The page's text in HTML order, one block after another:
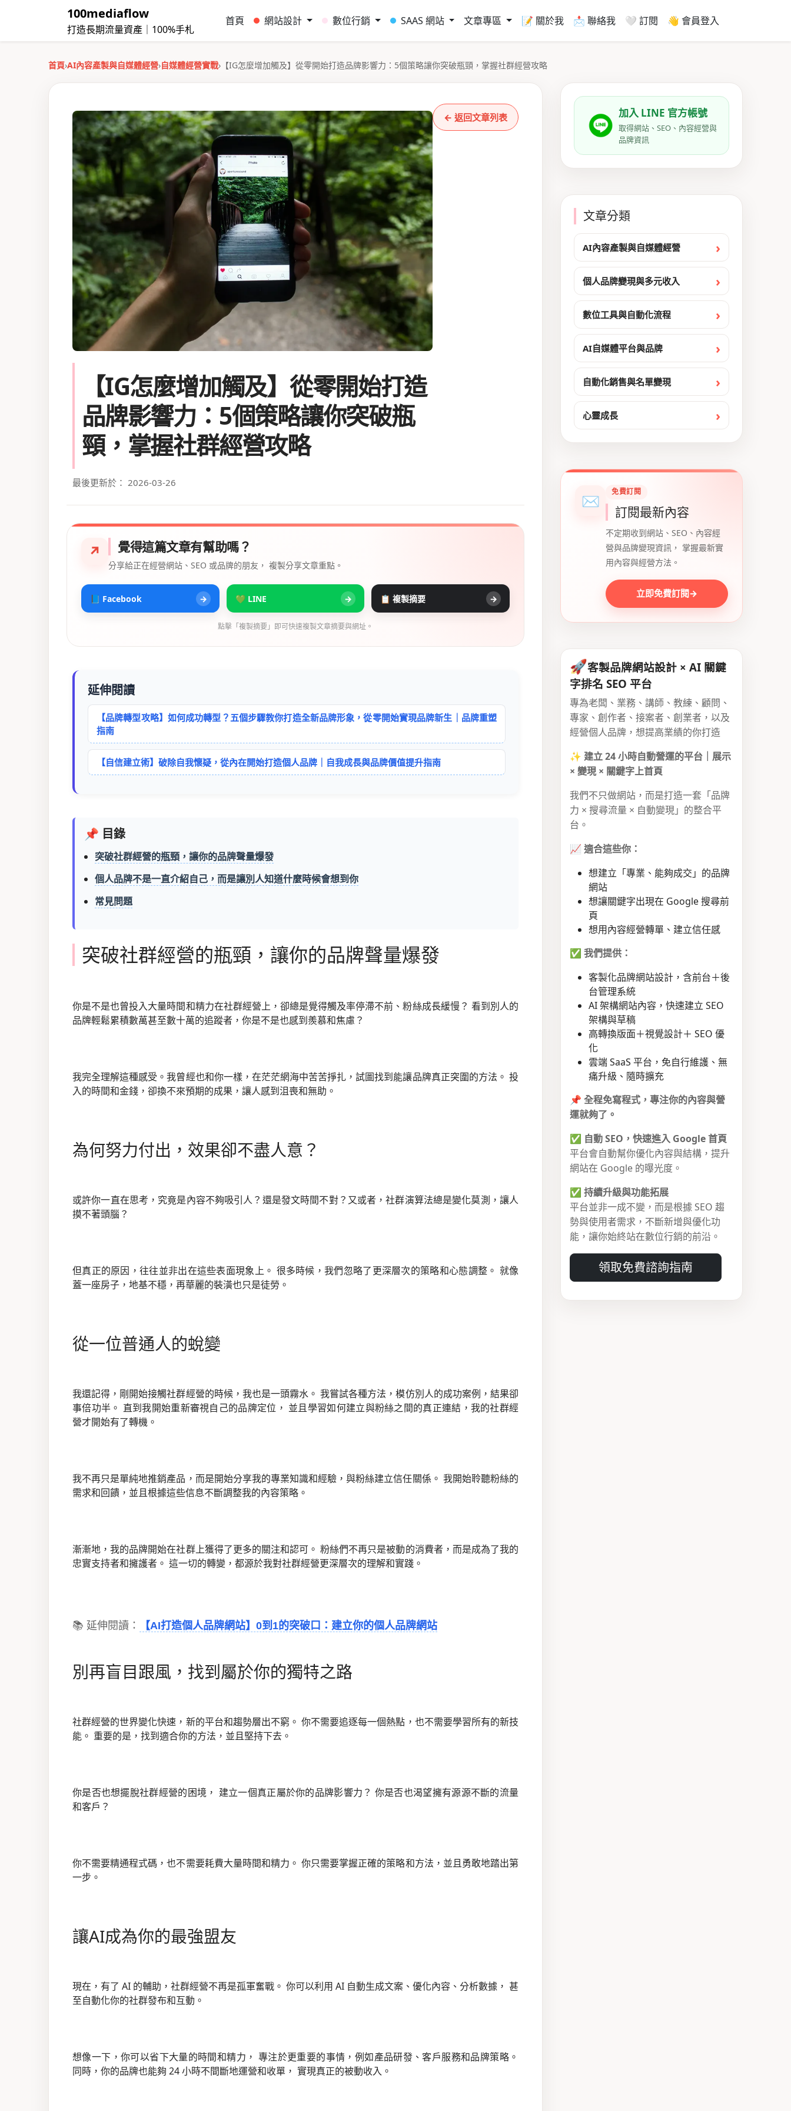
100mediaflow
打造長期流量資產｜100%手札
首頁 網站設計 數位行銷 SAAS 網站 文章專區 📝 關於我 📩 聯絡我 🤍 訂閱 👋 會員登入
首頁›AI內容產製與自媒體經營›自媒體經營實戰› 【IG怎麼增加觸及】從零開始打造品牌影響力：5個策略讓你突破瓶頸，掌握社群經營攻略
【IG怎麼增加觸及】從零開始打造
品牌影響力：5個策略讓你突破瓶
頸，掌握社群經營攻略
最後更新於： 2026-03-26
← 返回文章列表
↗ 覺得這篇文章有幫助嗎？
分享給正在經營網站、SEO 或品牌的朋友， 複製分享文章重點。
📘 Facebook → 💚 LINE → 📋 複製摘要 →
點擊「複製摘要」即可快速複製文章摘要與網址。
延伸閱讀
【品牌轉型攻略】如何成功轉型？五個步驟教你打造全新品牌形象，從零開始實現品牌新生｜品牌重塑
指南
【自信建立術】破除自我懷疑，從內在開始打造個人品牌｜自我成長與品牌價值提升指南
📌 目錄
突破社群經營的瓶頸，讓你的品牌聲量爆發
個人品牌不是一直介紹自己，而是讓別人知道什麼時候會想到你
常見問題
突破社群經營的瓶頸，讓你的品牌聲量爆發
你是不是也曾投入大量時間和精力在社群經營上，卻總是覺得觸及率停滯不前、粉絲成長緩慢？ 看到別人的
品牌輕鬆累積數萬甚至數十萬的追蹤者，你是不是也感到羨慕和焦慮？
我完全理解這種感受。我曾經也和你一樣，在茫茫網海中苦苦掙扎，試圖找到能讓品牌真正突圍的方法。 投
入的時間和金錢，卻換不來預期的成果，讓人感到沮喪和無助。
為何努力付出，效果卻不盡人意？
或許你一直在思考，究竟是內容不夠吸引人？還是發文時間不對？又或者，社群演算法總是變化莫測，讓人
摸不著頭腦？
但真正的原因，往往並非出在這些表面現象上。 很多時候，我們忽略了更深層次的策略和心態調整。 就像
蓋一座房子，地基不穩，再華麗的裝潢也只是徒勞。
從一位普通人的蛻變
我還記得，剛開始接觸社群經營的時候，我也是一頭霧水。 我嘗試各種方法，模仿別人的成功案例，結果卻
事倍功半。 直到我開始重新審視自己的品牌定位， 並且學習如何建立與粉絲之間的真正連結，我的社群經
營才開始有了轉機。
我不再只是單純地推銷產品，而是開始分享我的專業知識和經驗，與粉絲建立信任關係。 我開始聆聽粉絲的
需求和回饋，並且根據這些信息不斷調整我的內容策略。
漸漸地，我的品牌開始在社群上獲得了更多的關注和認可。 粉絲們不再只是被動的消費者，而是成為了我的
忠實支持者和擁護者。 這一切的轉變，都源於我對社群經營更深層次的理解和實踐。
📚 延伸閱讀： 【AI打造個人品牌網站】0到1的突破口：建立你的個人品牌網站
別再盲目跟風，找到屬於你的獨特之路
社群經營的世界變化快速，新的平台和趨勢層出不窮。 你不需要追逐每一個熱點，也不需要學習所有的新技
能。 重要的是，找到適合你的方法，並且堅持下去。
你是否也想擺脫社群經營的困境， 建立一個真正屬於你的品牌影響力？ 你是否也渴望擁有源源不斷的流量
和客戶？
你不需要精通程式碼，也不需要耗費大量時間和精力。 你只需要掌握正確的策略和方法，並且勇敢地踏出第
一步。
讓AI成為你的最強盟友
現在，有了 AI 的輔助，社群經營不再是孤軍奮戰。 你可以利用 AI 自動生成文案、優化內容、分析數據， 甚
至自動化你的社群發布和互動。
想像一下，你可以省下大量的時間和精力， 專注於更重要的事情，例如產品研發、客戶服務和品牌策略。
同時，你的品牌也能夠 24 小時不間斷地運營和收單， 實現真正的被動收入。
加入 LINE 官方帳號
取得網站、SEO、內容經營與
品牌資訊
文章分類
AI內容產製與自媒體經營
個人品牌變現與多元收入
數位工具與自動化流程
AI自媒體平台與品牌
自動化銷售與名單變現
心靈成長
✉ 免費訂閱
訂閱最新內容
不定期收到網站、SEO、內容經
營與品牌變現資訊， 掌握最新實
用內容與經營方法。
立即免費訂閱→
🚀客製品牌網站設計 × AI 關鍵
字排名 SEO 平台
專為老闆、業務、講師、教練、顧問、
專家、創作者、接案者、創業者，以及
經營個人品牌，想提高業績的你打造
✨ 建立 24 小時自動營運的平台｜展示
× 變現 × 關鍵字上首頁
我們不只做網站，而是打造一套「品牌
力 × 搜尋流量 × 自動變現」的整合平
台。
📈 適合這些你：
想建立「專業、能夠成交」的品牌
網站
想讓關鍵字出現在 Google 搜尋前
頁
想用內容經營轉單、建立信任感
✅ 我們提供：
客製化品牌網站設計，含前台＋後
台管理系統
AI 架構網站內容，快速建立 SEO
架構與草稿
高轉換版面＋視覺設計＋ SEO 優
化
雲端 SaaS 平台，免自行維護、無
痛升級、隨時擴充
📌 全程免寫程式，專注你的內容與營
運就夠了。
✅ 自動 SEO，快速進入 Google 首頁
平台會自動幫你優化內容與結構，提升
網站在 Google 的曝光度。
✅ 持續升級與功能拓展
平台並非一成不變，而是根據 SEO 趨
勢與使用者需求，不斷新增與優化功
能，讓你始終站在數位行銷的前沿。
領取免費諮詢指南